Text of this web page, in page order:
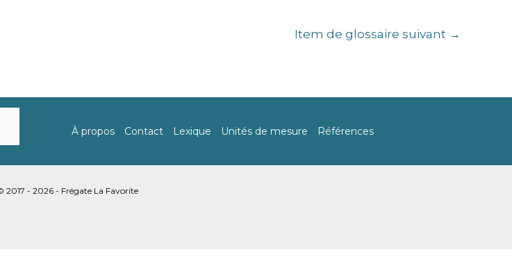
Item de glossaire suivant →
À propos Contact Lexique Unités de mesure Références
- 2026 - Frégate La Favorite